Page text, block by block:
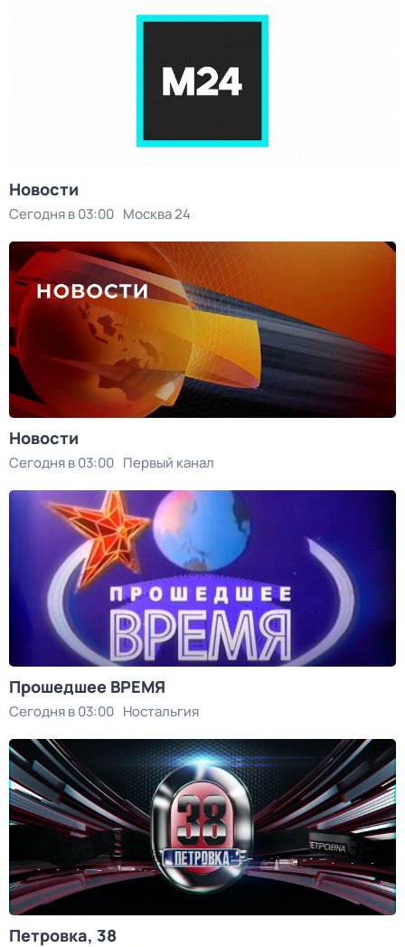
Новости
Сегодня в 03:00 Москва 24
Новости
Сегодня в 03:00 Первый канал
Прошедшее ВРЕМЯ
Сегодня в 03:00 Ностальгия
Петровка, 38